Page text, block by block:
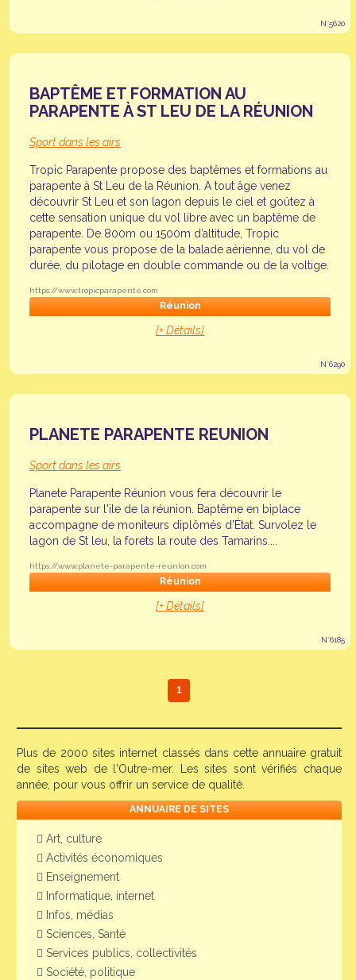
N°5620
BAPTÊME ET FORMATION AU
PARAPENTE À ST LEU DE LA RÉUNION
Sport dans les airs
Tropic Parapente propose des baptêmes et formations au
parapente à St Leu de la Réunion. A tout âge venez
découvrir St Leu et son lagon depuis le ciel et goûtez à
cette sensation unique du vol libre avec un baptême de
parapente. De 800m ou 1500m d’altitude, Tropic
parapente vous propose de la balade aérienne, du vol de
durée, du pilotage en double commande ou de la voltige.
https://www.tropicparapente.com
Réunion
[+ Détails]
N°6290
PLANETE PARAPENTE REUNION
Sport dans les airs
Planete Parapente Réunion vous fera découvrir le
parapente sur l'ile de la réunion. Baptême en biplace
accompagne de moniteurs diplômés d'État. Survolez le
lagon de St leu, la forets la route des Tamarins....
https://www.planete-parapente-reunion.com
Réunion
[+ Détails]
N°6185
1
Plus de 2000 sites internet classés dans cette annuaire gratuit
de sites web de l'Outre-mer. Les sites sont vérifiés chaque
année, pour vous offrir un service de qualité.
ANNUAIRE DE SITES
Art, culture
Activités économiques
Enseignement
Informatique, internet
Infos, médias
Sciences, Santé
Services publics, collectivités
Société, politique